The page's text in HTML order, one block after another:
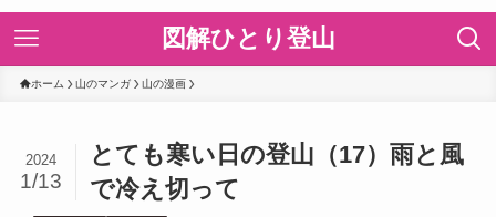
図解ひとり登山
ホーム 山のマンガ 山の漫画
とても寒い日の登山（17）雨と風
で冷え切って
2024
1/13